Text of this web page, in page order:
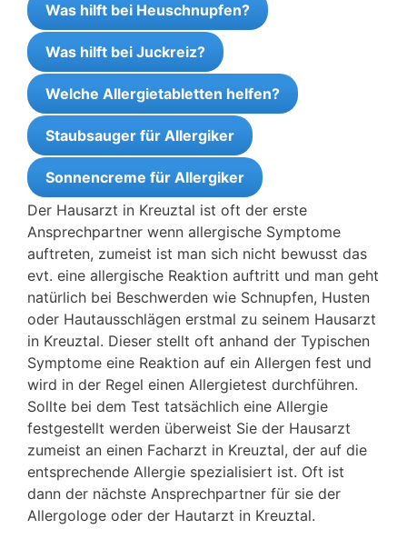
Was hilft bei Heuschnupfen?
Was hilft bei Juckreiz?
Welche Allergietabletten helfen?
Staubsauger für Allergiker
Sonnencreme für Allergiker
Der Hausarzt in Kreuztal ist oft der erste
Ansprechpartner wenn allergische Symptome
auftreten, zumeist ist man sich nicht bewusst das
evt. eine allergische Reaktion auftritt und man geht
natürlich bei Beschwerden wie Schnupfen, Husten
oder Hautausschlägen erstmal zu seinem Hausarzt
in Kreuztal. Dieser stellt oft anhand der Typischen
Symptome eine Reaktion auf ein Allergen fest und
wird in der Regel einen Allergietest durchführen.
Sollte bei dem Test tatsächlich eine Allergie
festgestellt werden überweist Sie der Hausarzt
zumeist an einen Facharzt in Kreuztal, der auf die
entsprechende Allergie spezialisiert ist. Oft ist
dann der nächste Ansprechpartner für sie der
Allergologe oder der Hautarzt in Kreuztal.